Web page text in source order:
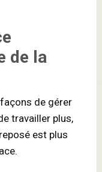
de la
de gérer
travailler plus,
est plus